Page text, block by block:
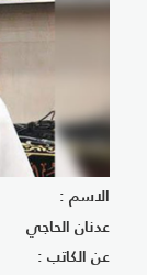
:
الحاجي
الكاتب :